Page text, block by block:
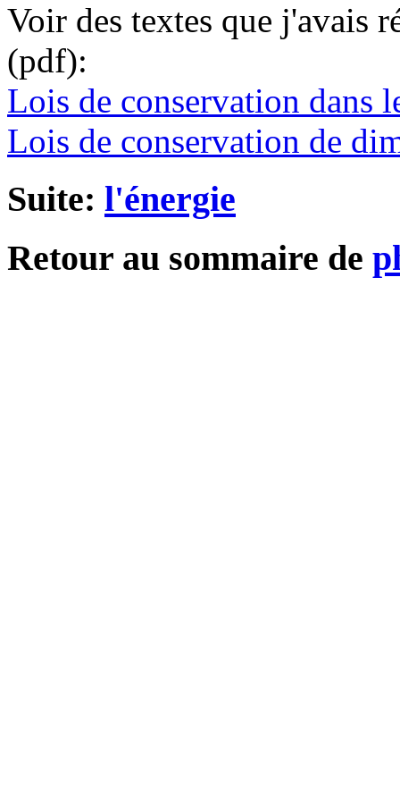
Voir des textes que j'avais
(pdf):
Lois de conservation dans
Lois de conservation de
Suite: l'énergie
Retour au sommaire de